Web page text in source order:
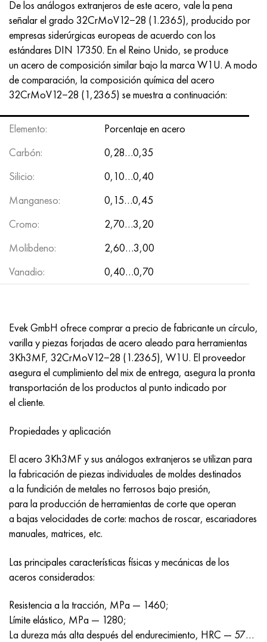
De los análogos extranjeros de este acero, vale la pena
señalar el grado 32CrMoV12−28 (1.2365), producido por
empresas siderúrgicas europeas de acuerdo con los
estándares DIN 17350. En el Reino Unido, se produce
un acero de composición similar bajo la marca W1U. A modo
de comparación, la composición química del acero
32CrMoV12−28 (1,2365) se muestra a continuación:
Elemento:
Porcentaje en acero
Carbón:
0,28…0,35
Silicio:
0,10…0,40
Manganeso:
0,15…0,45
Cromo:
2,70…3,20
Molibdeno:
2,60…3,00
Vanadio:
0,40…0,70
Evek GmbH ofrece comprar a precio de fabricante un círculo,
varilla y piezas forjadas de acero aleado para herramientas
3Kh3MF, 32CrMoV12−28 (1.2365), W1U. El proveedor
asegura el cumplimiento del mix de entrega, asegura la pronta
transportación de los productos al punto indicado por
el cliente.
Propiedades y aplicación
El acero 3Kh3MF y sus análogos extranjeros se utilizan para
la fabricación de piezas individuales de moldes destinados
a la fundición de metales no ferrosos bajo presión,
para la producción de herramientas de corte que operan
a bajas velocidades de corte: machos de roscar, escariadores
manuales, matrices, etc.
Las principales características físicas y mecánicas de los
aceros considerados:
Resistencia a la tracción, MPa — 1460;
Límite elástico, MPa — 1280;
La dureza más alta después del endurecimiento, HRC — 57…
MP159
multimetro n155
Nicrofer 5923 hMo
Nicrofer 6030
Nitronik 40
Nitronik 50
Nitrónico 60
Nimonic 80a
Nimónico 90
Haynes 25
Haynes 188
Haynes 230
Hastelloy b3
hastelloy c4
hastelloy c22
Hastelloy C-276
Hastelloy C2000
Hastelloy 3
Hastelloy x
56DGNH
68NKhVKTYu
79NM, Lupa 7904
80NM
80NMV-VI
80NHS
81HMA
termobimetales
tubo de precisión
HN73MBTYu
XN70YU
HN75MBTYu
XN75TBYu
XN77TYu
XN77TYUR
ХН78Т
N65M, EP982
H70MFV
5B
TL5
A LAS 6
TS-6
14 titanio
SP-17
40 titanio
1.4567 - AISI 304Cu
1.4570-aisi303Cu
1.4574 - Aleación PH 15-7 Mo®
1.4580 - AISI 316Cb
1.4597 - AISI 204Cu
Aleación 28 - 1.4563
Aleación 31 - 1.4562
Aleación 926 - 1.4529
AM-350 - ams 5548
Custom 450® - uns S45000
Ascoloy griego 418
Tubería resistente a la corrosión
15X16H2AM
18X11MNFB
18X12VMBFR
20X12VNMF
20Х3FMI
21NKMT
37X12N8G8MFB
40Х9С2
45Х14Н14В2М
65X13
90X18MF
95X18
30X, AISI 5130, 30h
30hgs, 30hgs
30hgsa, 30hgsa
30hgsn2a, 30hgsna
30xn2ma, 30CrNiMo8
30хн3а, 31nicr14
34khn3ma, 36NiCrMo16, 35NiCrMo16
35hgsa, 35hgsa
ac35g2, 36smnpb14, 1.0765
40hn2ma, 34CrNiMo4, 36hnm
38hs, 37hs
38XA, 37Cr4, AISI 5135
40G, 40Mn4, AISI 1035
38XM, 42CrMo4, AISI 1.7225
40ХН, 36NiCr6, AISI 3135
40XFA, 1.7223, AISI 4142
45X, 45h, 1.7035
45HN2MFA, k2425, 45hnmf
A40G, 44smn28, 1.0762, 46s20